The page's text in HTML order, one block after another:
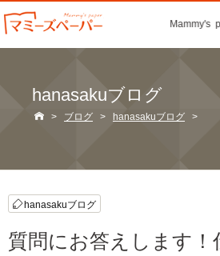
Mammy's
hanasakuブログ
 > ブログ > hanasakuブログ >
hanasakuブログ
質問にお答えします！